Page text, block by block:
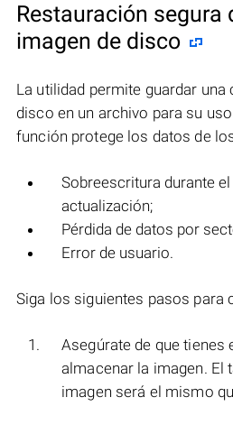
Restauración segura
imagen de disco
La utilidad permite guardar
disco en un archivo para su
función protege los datos de
Sobreescritura durante
actualización;
Pérdida de datos por
Error de usuario.
Siga los siguientes pasos para
Asegúrate de que
almacenar la imagen. El
imagen será el mismo